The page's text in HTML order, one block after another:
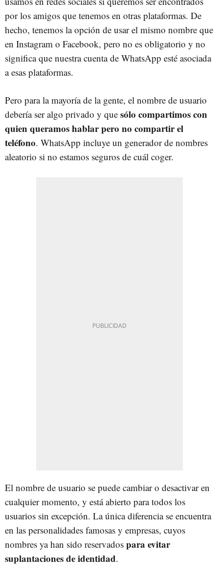
por los amigos que tenemos en otras plataformas. De
hecho, tenemos la opción de usar el mismo nombre que
en Instagram o Facebook, pero no es obligatorio y no
significa que nuestra cuenta de WhatsApp esté asociada
a esas plataformas.
Pero para la mayoría de la gente, el nombre de usuario
debería ser algo privado y que sólo compartimos con
quien queramos hablar pero no compartir el
teléfono. WhatsApp incluye un generador de nombres
aleatorio si no estamos seguros de cuál coger.
El nombre de usuario se puede cambiar o desactivar en
cualquier momento, y está abierto para todos los
usuarios sin excepción. La única diferencia se encuentra
en las personalidades famosas y empresas, cuyos
nombres ya han sido reservados para evitar
suplantaciones de identidad.